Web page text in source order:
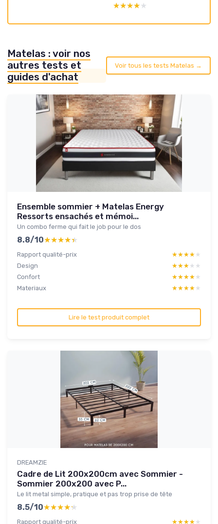
★★★★★
★★★★★
Matelas : voir nos
autres tests et
guides d'achat
Voir tous les tests Matelas →
Ensemble sommier + Matelas Energy
Ressorts ensachés et mémoi...
Un combo ferme qui fait le job pour le dos
8.8/10★★★★★
★★★★★
Rapport qualité-prix ★★★★★
★★★★★
Design
★★★★★
★★★★★
Confort
★★★★★
★★★★★
Materiaux
★★★★★
★★★★★
Lire le test produit complet
DREAMZIE
Cadre de Lit 200x200cm avec Sommier -
Sommier 200x200 avec P...
Le lit metal simple, pratique et pas trop prise de tête
8.5/10★★★★★
★★★★★
Rapport qualité-prix ★★★★★
★★★★★